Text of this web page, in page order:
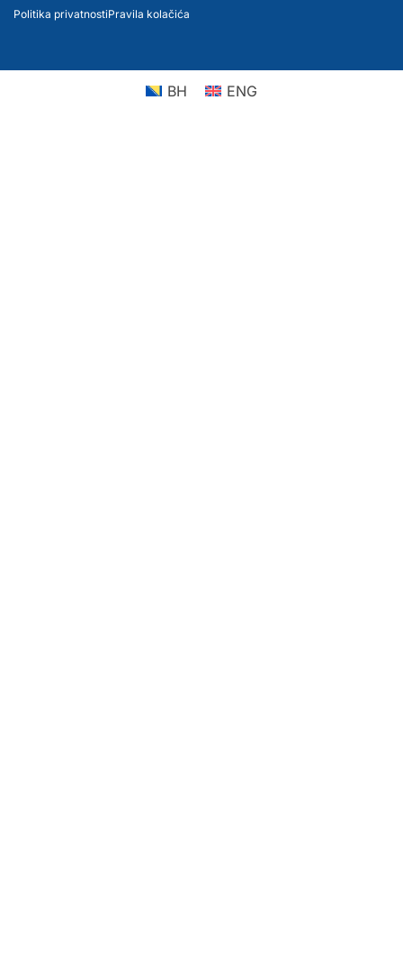
Politika privatnostiPravila kolačića
BH ENG